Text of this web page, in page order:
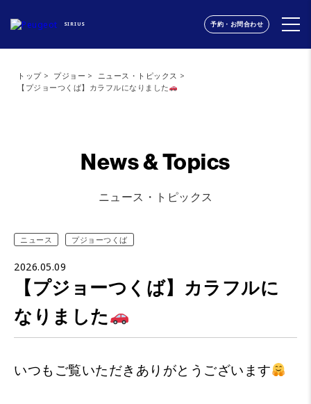
SIRIUS 予約・お問合わせ
トップ プジョー
ニュース・トピックス
【プジョーつくば】カラフルになりました
News & Topics
ニュース・トピックス
ニュース プジョーつくば
2026.05.09
【プジョーつくば】カラフルに
なりました
いつもご覧いただきありがとうございます